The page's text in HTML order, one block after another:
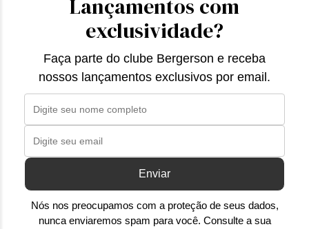
Lançamentos com
exclusividade?
Faça parte do clube Bergerson e receba
nossos lançamentos exclusivos por email.
Enviar
Nós nos preocupamos com a proteção de seus dados,
nunca enviaremos spam para você. Consulte a sua